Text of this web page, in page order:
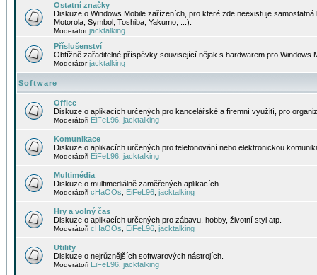
Ostatní značky
Diskuze o Windows Mobile zařízeních, pro které zde neexistuje
Motorola, Symbol, Toshiba, Yakumo, ...).
Moderátorjacktalking
Příslušenství
Obtížně zařaditelné příspěvky související nějak s hardwarem pro Windows
Moderátorjacktalking
Software
Office
Diskuze o aplikacích určených pro kancelářské a firemní využití, pro
Moderátoři EiFeL96 jacktalking
Komunikace
Diskuze o aplikacích určených pro telefonování nebo elektronickou
Moderátoři EiFeL96 jacktalking
Multimédia
Diskuze o multimediálně zaměřených aplikacích.
Moderátoři cHaOOs EiFeL96 jacktalking
Hry a volný čas
Diskuze o aplikacích určených pro zábavu, hobby, životní styl atp.
Moderátoři cHaOOs EiFeL96 jacktalking
Utility
Diskuze o nejrůznějších softwarových nástrojích.
Moderátoři EiFeL96 jacktalking